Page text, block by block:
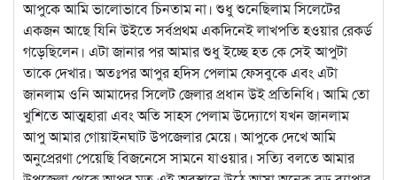
আপুকে আমি ভালোভাবে চিনতাম না। শুধু শুনেছিলাম সিলেটের
একজন আছে যিনি উইতে সর্বপ্রথম একদিনেই লাখপতি হওয়ার রেকর্ড
গড়েছিলেন। এটা জানার পর আমার শুধু ইচ্ছে হত কে সেই আপুটা
তাকে দেখার। অতঃপর আপুর হদিস পেলাম ফেসবুকে এবং এটা
জানলাম ওনি আমাদের সিলেট জেলার প্রধান উই প্রতিনিধি। আমি তো
খুশিতে আত্মহারা এবং অতি সাহস পেলাম উদ্যোগে যখন জানলাম
আপু আমার গোয়াইনঘাট উপজেলার মেয়ে। আপুকে দেখে আমি
অনুপ্রেরণা পেয়েছি বিজনেসে সামনে যাওয়ার। সত্যি বলতে আমার